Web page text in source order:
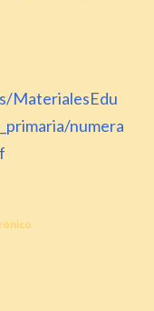
MaterialesEdu
numera